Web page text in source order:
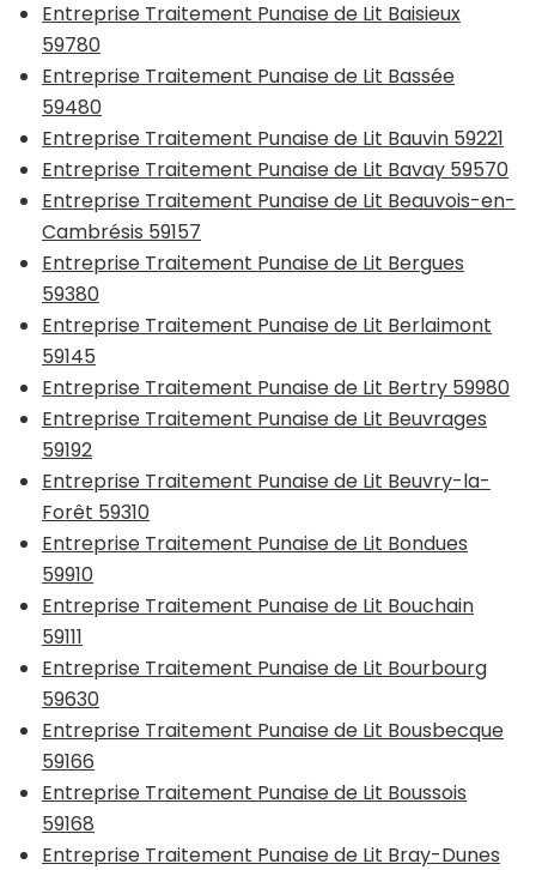
Entreprise Traitement Punaise de Lit Baisieux
59780
Entreprise Traitement Punaise de Lit Bassée
59480
Entreprise Traitement Punaise de Lit Bauvin 59221
Entreprise Traitement Punaise de Lit Bavay 59570
Entreprise Traitement Punaise de Lit Beauvois-en-
Cambrésis 59157
Entreprise Traitement Punaise de Lit Bergues
59380
Entreprise Traitement Punaise de Lit Berlaimont
59145
Entreprise Traitement Punaise de Lit Bertry 59980
Entreprise Traitement Punaise de Lit Beuvrages
59192
Entreprise Traitement Punaise de Lit Beuvry-la-
Forêt 59310
Entreprise Traitement Punaise de Lit Bondues
59910
Entreprise Traitement Punaise de Lit Bouchain
59111
Entreprise Traitement Punaise de Lit Bourbourg
59630
Entreprise Traitement Punaise de Lit Bousbecque
59166
Entreprise Traitement Punaise de Lit Boussois
59168
Entreprise Traitement Punaise de Lit Bray-Dunes